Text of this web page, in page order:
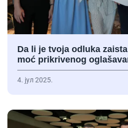
Da li je tvoja odluka
moć prikrivenog
4. јул 2025.